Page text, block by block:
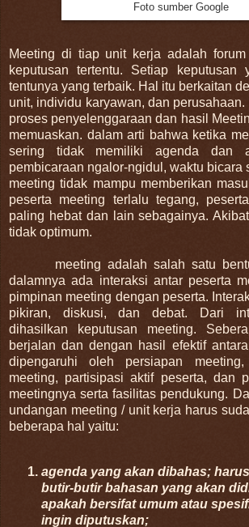
Foto sumber Google
Meeting di tiap unit kerja adalah forum
keputusan tertentu. Setiap keputusan
tentunya yang terbaik. Hal itu berkaitan
unit, individu karyawan, dan
proses penyelenggaraan dan hasil
memuaskan. dalam arti bahwa ketika
sering tidak memiliki agenda dan
pembicaraan ngalor-ngidul, waktu bicara
meeting tidak mampu memberikan
peserta meeting terlalu tegang,
paling hebat dan lain sebagainya.
tidak optimum.
meeting adalah salah satu
dalamnya ada interaksi antar peserta
pimpinan meeting dengan peserta.
pikiran, diskusi, dan debat. Dari
dihasilkan keputusan meeting.
berjalan dan dengan hasil efektif
dipengaruhi oleh persiapan
meeting, partisipasi aktif peserta, dan
meetingnya serta fasilitas pendukung.
undangan meeting / unit kerja harus
beberapa hal yaitu:
agenda yang akan dibahas;
butir-butir bahasan yang akan
apakah bersifat umum atau
ingin diputuskan;